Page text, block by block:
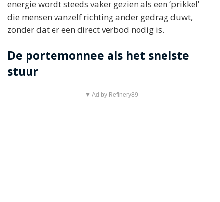
energie wordt steeds vaker gezien als een ‘prikkel’
die mensen vanzelf richting ander gedrag duwt,
zonder dat er een direct verbod nodig is.
De portemonnee als het snelste
stuur
▼ Ad by Refinery89